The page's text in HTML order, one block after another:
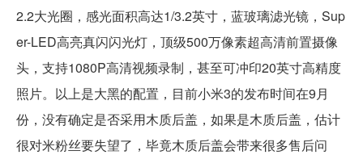
2.2大光圈，感光面积高达1/3.2英寸，蓝玻璃滤光镜，Sup
er-LED高亮真闪闪光灯，顶级500万像素超高清前置摄像
头，支持1080P高清视频录制，甚至可冲印20英寸高精度
照片。以上是大黑的配置，目前小米3的发布时间在9月
份，没有确定是否采用木质后盖，如果是木质后盖，估计
很对米粉丝要失望了，毕竟木质后盖会带来很多售后问